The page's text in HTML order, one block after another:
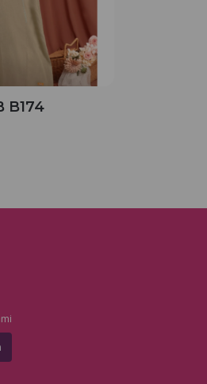
B174